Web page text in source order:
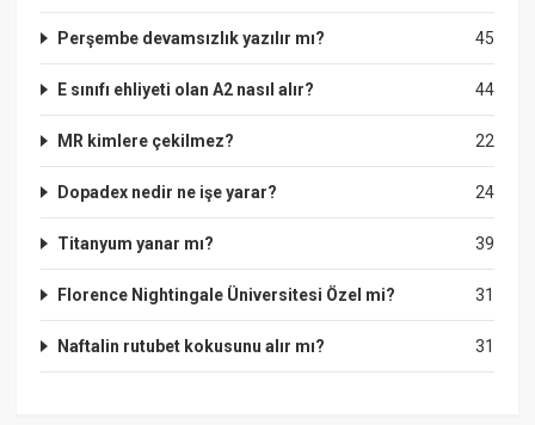
45
Perşembe devamsızlık yazılır mı?
44
E sınıfı ehliyeti olan A2 nasıl alır?
22
MR kimlere çekilmez?
24
Dopadex nedir ne işe yarar?
39
Titanyum yanar mı?
31
Florence Nightingale Üniversitesi Özel mi?
31
Naftalin rutubet kokusunu alır mı?